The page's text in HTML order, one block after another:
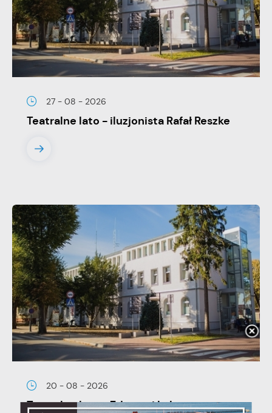
27 - 08 - 2026
Teatralne lato - iluzjonista Rafał Reszke
20 - 08 - 2026
Teatralne lato - Zdrowo i kolorowo
partnerami oraz innych dostawców usług. Firmy te działają w
charakterze pośredników prezentujących nasze treści w
postaci wiadomości, ofert, komunikatów mediów
społecznościowych.